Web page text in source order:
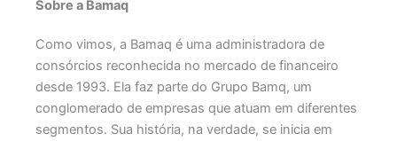
Sobre a Bamaq
Como vimos, a Bamaq é uma administradora de
consórcios reconhecida no mercado de financeiro
desde 1993. Ela faz parte do Grupo Bamq, um
conglomerado de empresas que atuam em diferentes
segmentos. Sua história, na verdade, se inicia em